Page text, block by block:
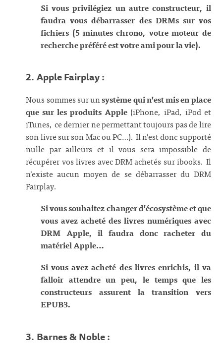
Si vous privilégiez un autre constructeur, il
faudra vous débarrasser des DRMs sur vos
fichiers (5 minutes chrono, votre moteur de
recherche préféré est votre ami pour la vie).
2. Apple Fairplay :
Nous sommes sur unsystème qui n’est mis en place
que sur les produits Apple (iPhone, iPad, iPod et
iTunes, ce dernier ne permettant toujours pas de lire
son livre sur son Mac ou PC…). Il n’est donc supporté
nulle par ailleurs et il vous sera impossible de
récupérer vos livres avec DRM achetés sur ibooks. Il
n’existe aucun moyen de se débarrasser du DRM
Fairplay.
Si vous souhaitez changer d’écosystème et que
vous avez acheté des livres numériques avec
DRM Apple, il faudra donc racheter du
matériel Apple…
Si vous avez acheté des livres enrichis, il va
falloir attendre un peu, le temps que les
constructeurs assurent la transition vers
EPUB3.
3. Barnes & Noble :